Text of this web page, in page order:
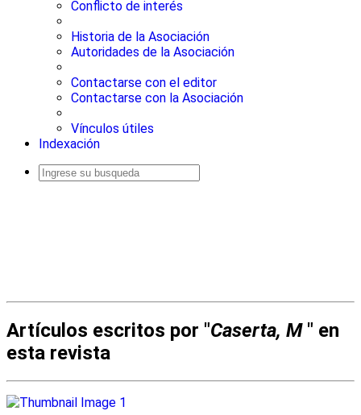
Conflicto de interés
Historia de la Asociación
Autoridades de la Asociación
Contactarse con el editor
Contactarse con la Asociación
Vínculos útiles
Indexación
Artículos escritos por "Caserta, M" en
esta revista